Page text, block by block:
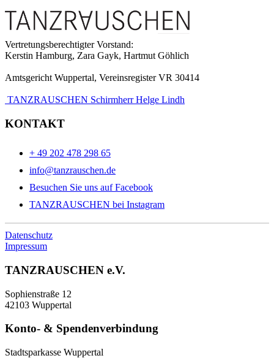
Vertretungsberechtigter Vorstand:
Kerstin Hamburg, Zara Gayk, Hartmut Göhlich
Amtsgericht Wuppertal, Vereinsregister VR 30414
TANZRAUSCHEN Schirmherr Helge Lindh
KONTAKT
+ 49 202 478 298 65
info@tanzrauschen.de
Besuchen Sie uns auf Facebook
TANZRAUSCHEN bei Instagram
Datenschutz
Impressum
TANZRAUSCHEN e.V.
Sophienstraße 12
42103 Wuppertal
Konto- & Spendenverbindung
Stadtsparkasse Wuppertal